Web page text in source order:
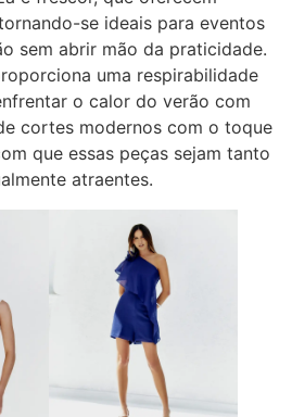
se ideais para eventos
sem abrir mão da praticidade.
uma respirabilidade
o calor do verão com
cortes modernos com o toque
que essas peças sejam tanto
atraentes.